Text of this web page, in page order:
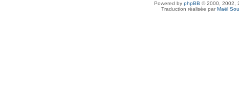
Powered by phpBB © 2000, 2002,
Traduction réalisée parMaël